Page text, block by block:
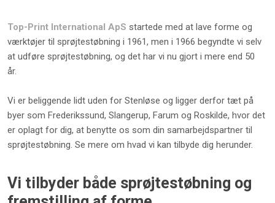
Top-Print International ApS startede med at lave forme og
værktøjer til sprøjtestøbning i 1961, men i 1966 begyndte vi selv
at udføre sprøjtestøbning, og det har vi nu gjort i mere end 50
år.
Vi er beliggende lidt uden for Stenløse og ligger derfor tæt på
byer som Frederikssund, Slangerup, Farum og Roskilde, hvor det
er oplagt for dig, at benytte os som din samarbejdspartner til
sprøjtestøbning. Se mere om hvad vi kan tilbyde dig herunder.
Vi tilbyder både sprøjtestøbning og